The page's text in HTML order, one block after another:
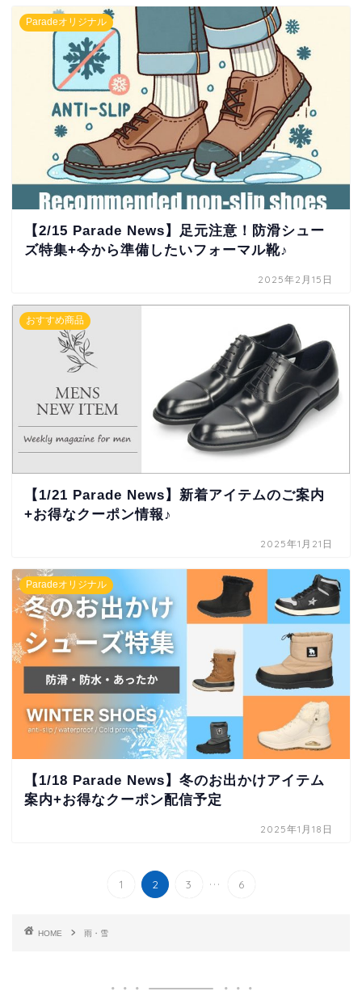
Paradeオリジナル
【2/15 Parade News】足元注意！防滑シュー
ズ特集+今から準備したいフォーマル靴♪
2025年2月15日
おすすめ商品
【1/21 Parade News】新着アイテムのご案内
+お得なクーポン情報♪
2025年1月21日
Paradeオリジナル
【1/18 Parade News】冬のお出かけアイテム
案内+お得なクーポン配信予定
2025年1月18日
1 2 3 ... 6
HOME 雨・雪